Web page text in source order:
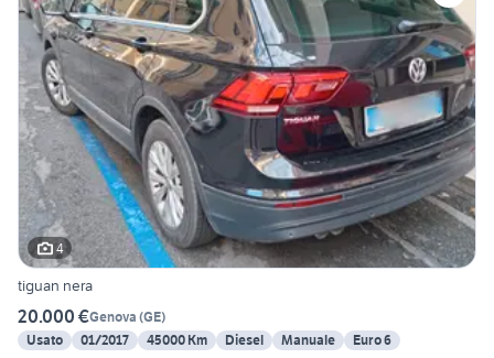
4
tiguan nera
20.000 €Genova (GE)
Usato
01/2017 45000 Km Diesel Manuale Euro 6